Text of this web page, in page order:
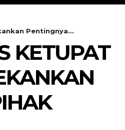
Pentingnya...
KETUPAT